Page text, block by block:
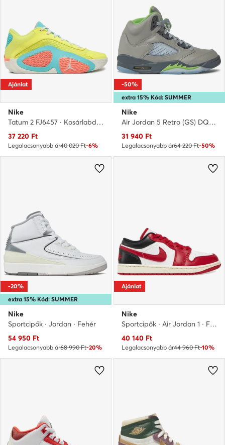
Ajánlat
Nike
Tatum 2 FJ6457 · Kosárlabda cipők
Aktuális ár
37 220 Ft
Legalacsonyabb ár40 020 Ft-6%
extra 15% Kód: SUMMER
-50%
Nike
Air Jordan 5 Retro (GS) DQ3734 003 · Kosárlabda cipők
Aktuális ár
31 940 Ft
Legalacsonyabb ár64 220 Ft-50%
extra 15% Kód: SUMMER
-20%
Nike
Sportcipők · Jordan · Fehér
Aktuális ár
54 950 Ft
Legalacsonyabb ár68 990 Ft-20%
Ajánlat
Nike
Sportcipők · Air Jordan 1 · Fehér
Aktuális ár
40 140 Ft
Legalacsonyabb ár44 960 Ft-10%